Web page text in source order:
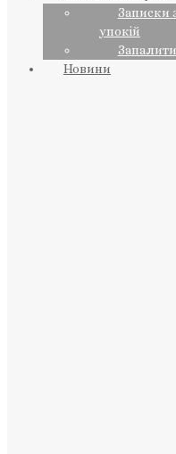
ПРЕДСТОЯТЕЛЬ
Православна
Фонд Пам’яті
Записки за
Записки
упокій
Новини